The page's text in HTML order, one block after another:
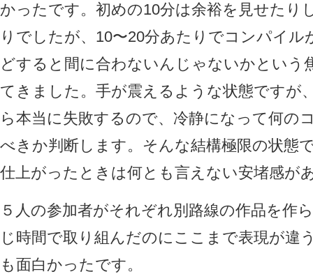
かったです。初めの10分は余裕を見せたり
りでしたが、10〜20分あたりでコンパイル
どすると間に合わないんじゃないかという
てきました。手が震えるような状態ですが
ら本当に失敗するので、冷静になって何の
べきか判断します。そんな結構極限の状態
仕上がったときは何とも言えない安堵感が
５人の参加者がそれぞれ別路線の作品を作
じ時間で取り組んだのにここまで表現が違
も面白かったです。